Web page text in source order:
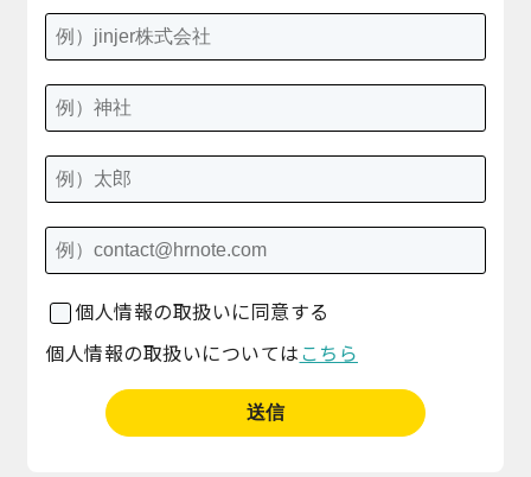
個人情報の取扱いに同意する
個人情報の取扱いについては こちら